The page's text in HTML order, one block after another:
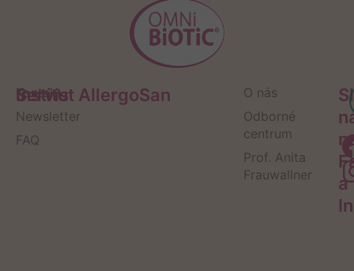
Servis
Kontakt
Newsletter
FAQ
Institut AllergoSan
O nás
Odborné
centrum
Prof. Anita
Frauwallner
a